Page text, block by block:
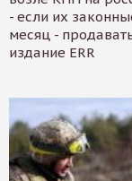
- если их
месяц -
издание ERR